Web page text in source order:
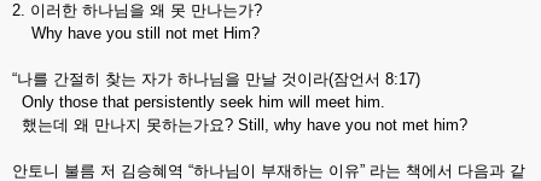
2. 이러한 하나님을 왜 못 만나는가?
Why have you still not met Him?
“나를 간절히 찾는 자가 하나님을 만날 것이라(잠언서 8:17)
Only those that persistently seek him will meet him.
했는데 왜 만나지 못하는가요? Still, why have you not met him?
안토니 불름 저 김승혜역 “하나님이 부재하는 이유” 라는 책에서 다음과 같